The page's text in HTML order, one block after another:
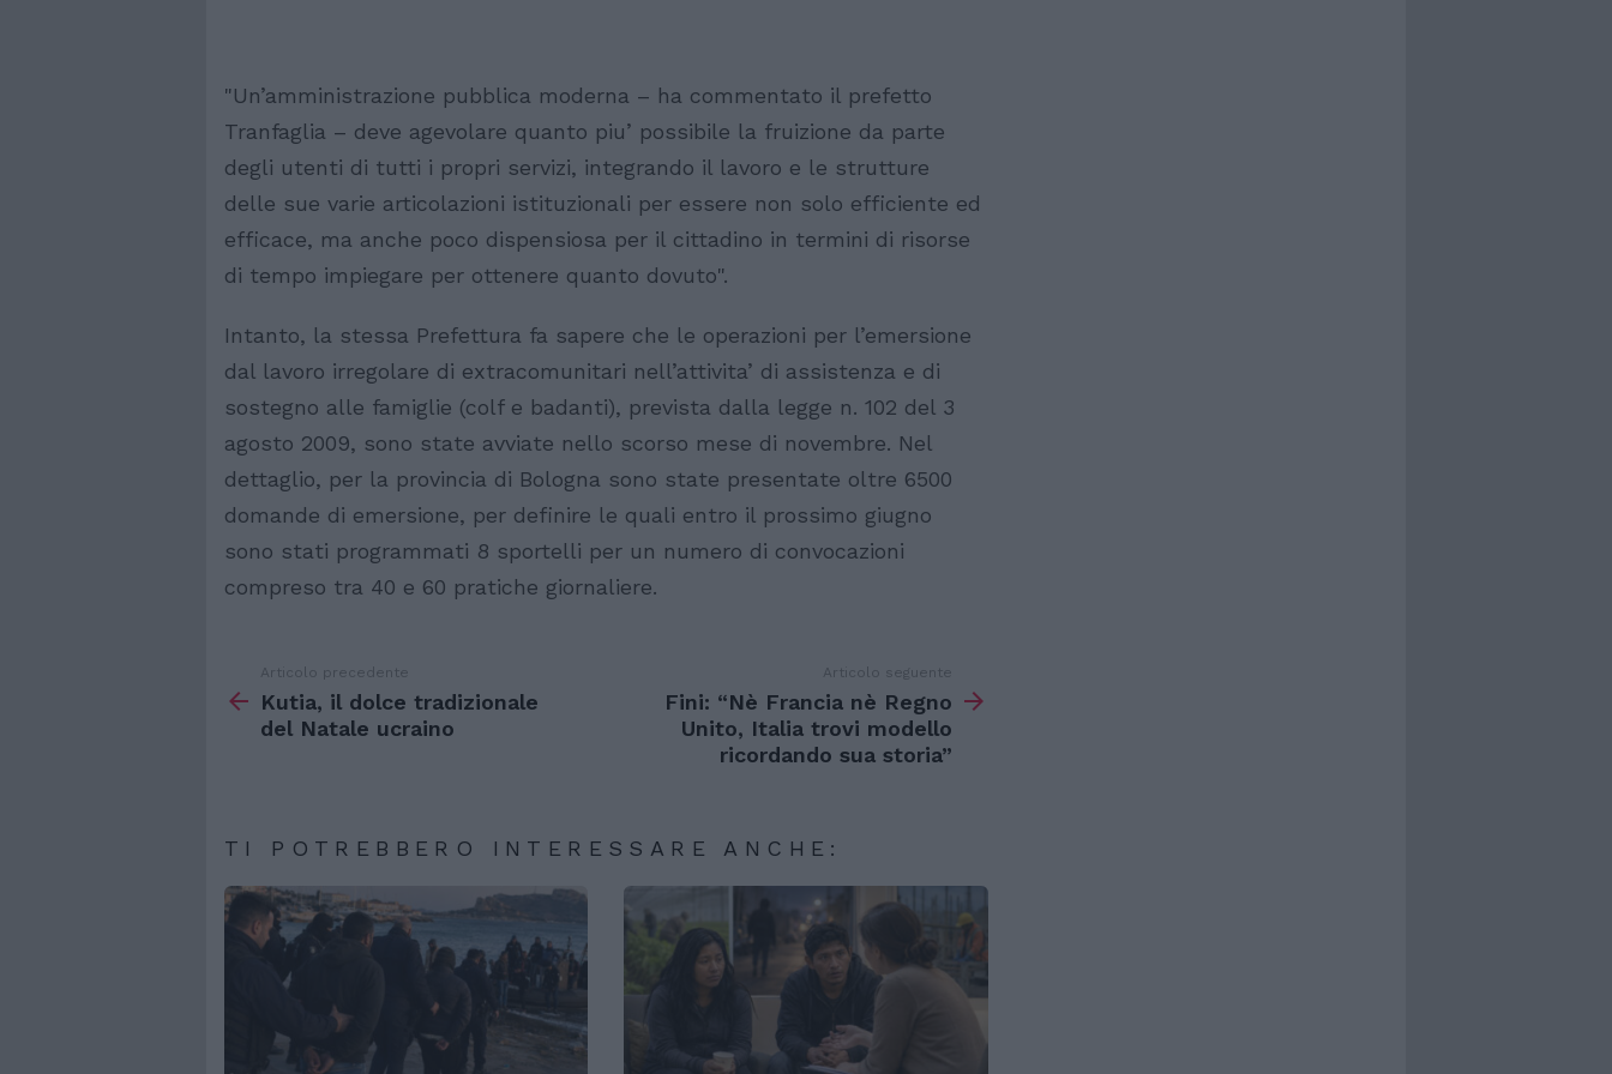
"Un’amministrazione pubblica moderna – ha commentato il prefetto
Tranfaglia – deve agevolare quanto piu’ possibile la fruizione da parte
degli utenti di tutti i propri servizi, integrando il lavoro e le strutture
delle sue varie articolazioni istituzionali per essere non solo efficiente ed
efficace, ma anche poco dispensiosa per il cittadino in termini di risorse
di tempo impiegare per ottenere quanto dovuto".
Intanto, la stessa Prefettura fa sapere che le operazioni per l’emersione
dal lavoro irregolare di extracomunitari nell’attivita’ di assistenza e di
sostegno alle famiglie (colf e badanti), prevista dalla legge n. 102 del 3
agosto 2009, sono state avviate nello scorso mese di novembre. Nel
dettaglio, per la provincia di Bologna sono state presentate oltre 6500
domande di emersione, per definire le quali entro il prossimo giugno
sono stati programmati 8 sportelli per un numero di convocazioni
compreso tra 40 e 60 pratiche giornaliere.
di
Articolo precedente
Kutia, il dolce tradizionale
del Natale ucraino
Articolo seguente
Fini: “Nè Francia nè Regno
Unito, Italia trovi modello
ricordando sua storia”
TI POTREBBERO INTERESSARE ANCHE: